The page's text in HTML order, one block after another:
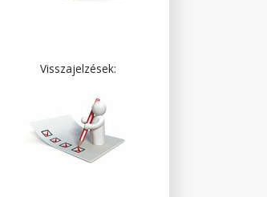
Visszajelzések: